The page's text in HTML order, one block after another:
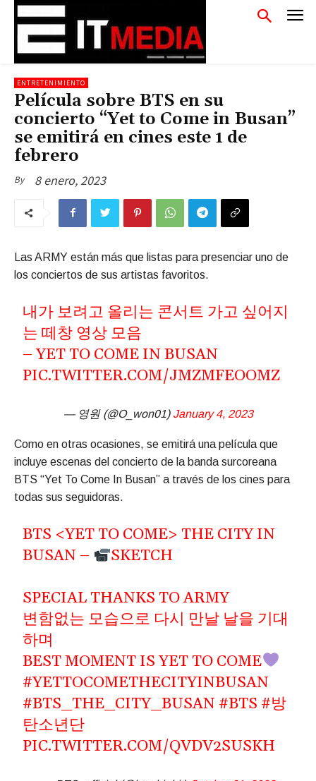
ENTRETENIMIENTO
Película sobre BTS en su
concierto “Yet to Come in Busan”
se emitirá en cines este 1 de
febrero
By 8 enero, 2023
Las ARMY están más que listas para presenciar uno de
los conciertos de sus artistas favoritos.
내가 보려고 올리는 콘서트 가고 싶어지
는 떼창 영상 모음
– YET TO COME IN BUSAN
PIC.TWITTER.COM/JMZMFEOOMZ
— 영원 (@O_won01) January 4, 2023
Como en otras ocasiones, se emitirá una película que
incluye escenas del concierto de la banda surcoreana
BTS “Yet To Come In Busan” a través de los cines para
todas sus seguidoras.
BTS <YET TO COME> THE CITY IN
BUSAN –
SKETCH
SPECIAL THANKS TO ARMY
변함없는 모습으로 다시 만날 날을 기대
하며
BEST MOMENT IS YET TO COME
#YETTOCOMETHECITYINBUSAN
#BTS_THE_CITY_BUSAN #BTS #방
탄소년단
PIC.TWITTER.COM/QVDV2SUSKH